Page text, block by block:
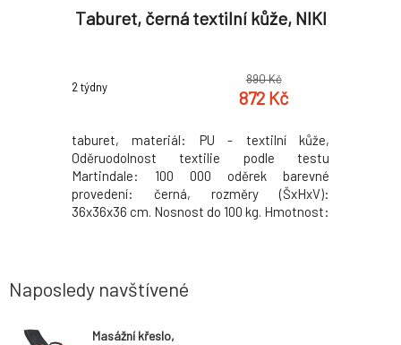
Taburet, černá textilní kůže, NIKI
2 týdny
890 Kč
872 Kč
taburet, materiál: PU - textilní kůže,
Oděruodolnost textilie podle testu
Martindale: 100 000 oděrek barevné
provedení: černá, rozměry (ŠxHxV):
36x36x36 cm. Nosnost do 100 kg. Hmotnost:
Naposledy navštívené
Masážní křeslo,